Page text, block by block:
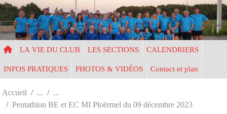
LA VIE DU CLUB LES SECTIONS CALENDRIERS
INFOS PRATIQUES PHOTOS & VIDÉOS Contact et plan
Accueil
Pentathlon BE et EC MI Ploërmel du 09 décembre 2023
Panneau de gestion des cookies